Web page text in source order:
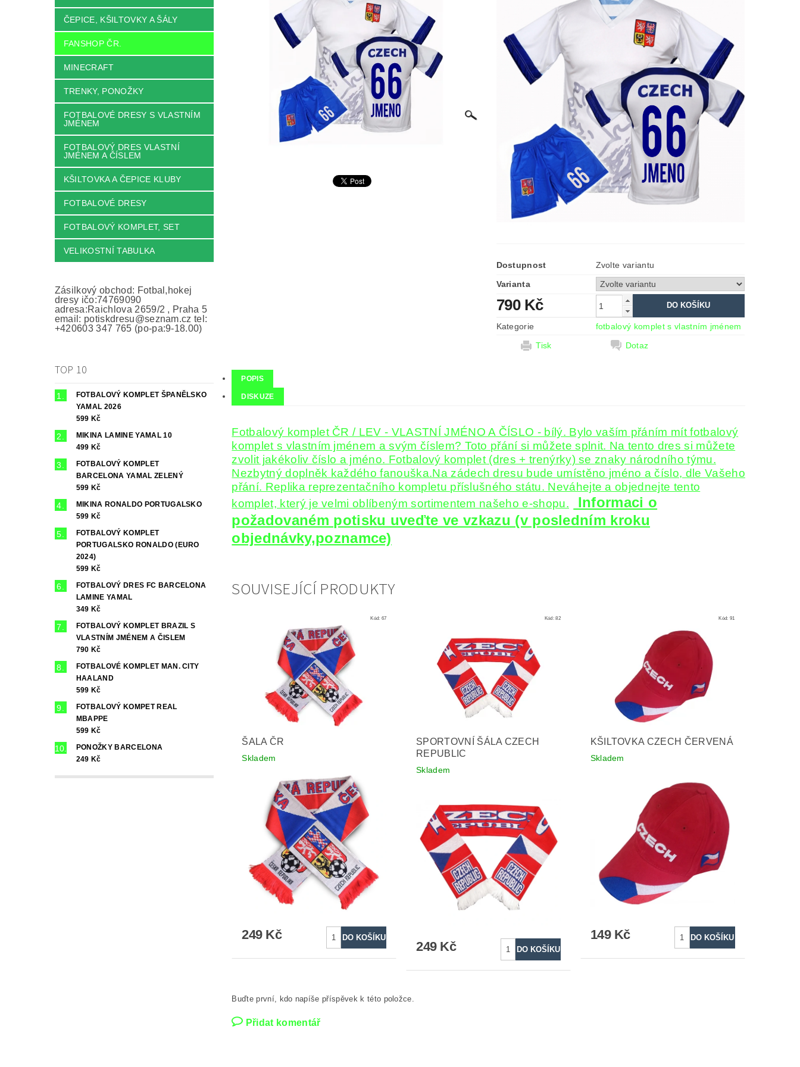
ČEPICE, KŠILTOVKY A ŠÁLY
FANSHOP ČR.
MINECRAFT
TRENKY, PONOŽKY
FOTBALOVÉ DRESY S VLASTNÍM
JMÉNEM
FOTBALOVÝ DRES VLASTNÍ
JMÉNEM A ČÍSLEM
KŠILTOVKA A ČEPICE KLUBY
FOTBALOVÉ DRESY
FOTBALOVÝ KOMPLET, SET
VELIKOSTNÍ TABULKA
Zásilkový obchod: Fotbal,hokej
dresy ičo:74769090
adresa:Raichlova 2659/2 , Praha 5
email: potiskdresu@seznam.cz tel:
+420603 347 765 (po-pa:9-18.00)
TOP 10
FOTBALOVÝ KOMPLET ŠPANĚLSKO
YAMAL 2026
599 Kč
MIKINA LAMINE YAMAL 10
499 Kč
FOTBALOVÝ KOMPLET
BARCELONA YAMAL ZELENÝ
599 Kč
MIKINA RONALDO PORTUGALSKO
599 Kč
FOTBALOVÝ KOMPLET
PORTUGALSKO RONALDO (EURO
2024)
599 Kč
FOTBALOVÝ DRES FC BARCELONA
LAMINE YAMAL
349 Kč
FOTBALOVÝ KOMPLET BRAZIL S
VLASTNÍM JMÉNEM A ČISLEM
790 Kč
FOTBALOVÉ KOMPLET MAN. CITY
HAALAND
599 Kč
FOTBALOVÝ KOMPET REAL
MBAPPE
599 Kč
PONOŽKY BARCELONA
249 Kč
Dostupnost
Zvolte variantu
Varianta
790 Kč
Kategorie
fotbalový komplet s vlastním jménem
Tisk
Dotaz
POPIS
DISKUZE
Fotbalový komplet ČR / LEV - VLASTNÍ JMÉNO A ČÍSLO - bílý. Bylo vaším přáním mít fotbalový
komplet s vlastním jménem a svým číslem? Toto přání si můžete splnit. Na tento dres si můžete
zvolit jakékoliv číslo a jméno. Fotbalový komplet (dres + trenýrky) se znaky národního týmu.
Nezbytný doplněk každého fanouška.Na zádech dresu bude umístěno jméno a číslo, dle Vašeho
přání. Replika reprezentačního kompletu příslušného státu. Neváhejte a objednejte tento
komplet, který je velmi oblíbeným sortimentem našeho e-shopu.
Informaci o
požadovaném potisku uveďte ve vzkazu (v posledním kroku
objednávky,poznamce)
SOUVISEJÍCÍ PRODUKTY
Kód: 67
ŠALA ČR
Skladem
249 Kč
Kód:82
SPORTOVNÍ ŠÁLA CZECH
REPUBLIC
Skladem
249 Kč
Kód: 91
KŠILTOVKA CZECH ČERVENÁ
Skladem
149 Kč
Buďte první, kdo napíše příspěvek k této položce.
Přidat komentář